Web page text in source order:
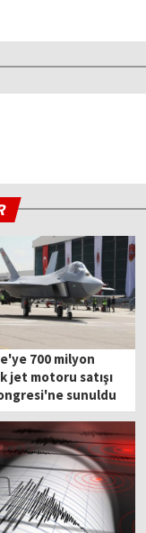
700 milyon
jet motoru satışı
sunuldu